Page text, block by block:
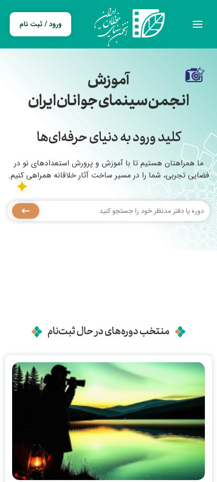
ورود / ثبت نام
آموزش
انجمن سینمای جوانان ایران
کلید ورود به دنیای حرفه‌ای‌ها
ما همراهتان هستیم تا با آموزش و پرورش استعدادهای نو در
فضایی تجربی، شما را در مسیر ساخت آثار خلاقانه همراهی کنیم.
منتخب دوره‌های در حال ثبت‌نام